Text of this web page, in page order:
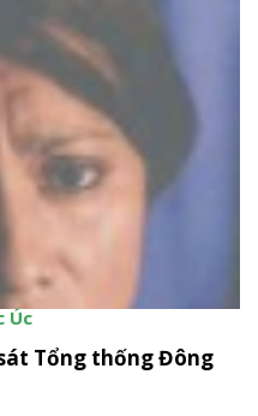
Úc
Tổng thống Đông